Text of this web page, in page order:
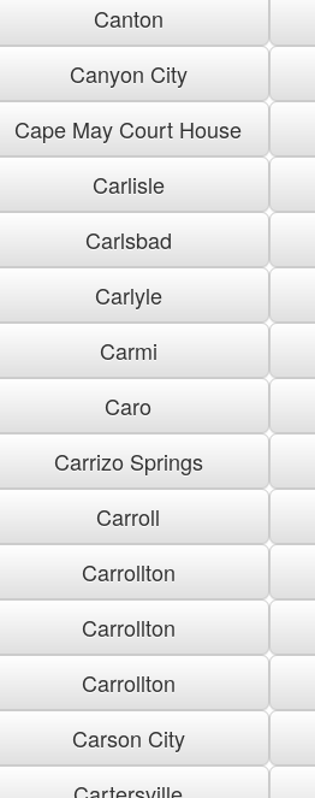
Canton
Canyon City
Cape May Court House
Carlisle
Carlsbad
Carlyle
Carmi
Caro
Carrizo Springs
Carroll
Carrollton
Carrollton
Carrollton
Carson City